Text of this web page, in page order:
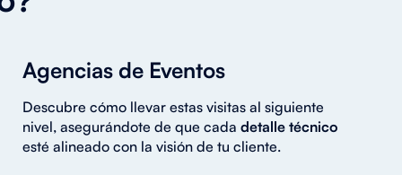
Agencias de Eventos
Descubre cómo llevar estas visitas al siguiente
nivel, asegurándote de que cadadetalle técnico
esté alineado con la visión de tu cliente.